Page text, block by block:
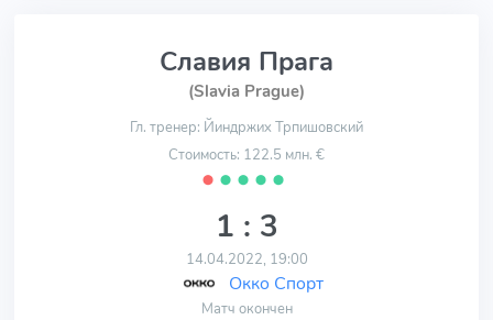
Славия Прага
(Slavia Prague)
Гл. тренер: Йиндржих Трпишовский
Стоимость: 122.5 млн. €
⬤ ⬤ ⬤ ⬤ ⬤
1 : 3
14.04.2022, 19:00
Окко Спорт
Матч окончен